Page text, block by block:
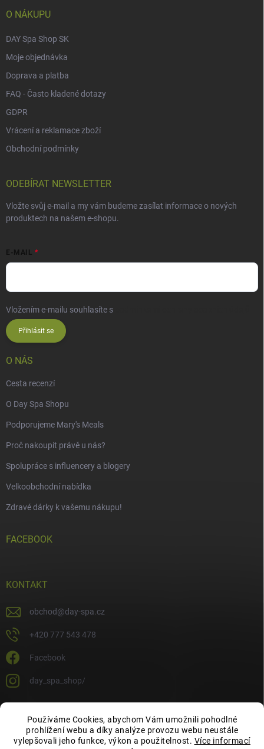
Používáme Cookies, abychom Vám umožnili pohodlné
prohlížení webu a díky analýze provozu webu neustále
vylepšovali jeho funkce, výkon a použitelnost. Více informací
O NÁKUPU
DAY Spa Shop SK
Moje objednávka
Doprava a platba
FAQ - Často kladené dotazy
GDPR
Vrácení a reklamace zboží
Obchodní podmínky
ODEBÍRAT NEWSLETTER
Vložte svůj e-mail a my vám budeme zasílat informace o nových
produktech na našem e-shopu.
E-MAIL
Vložením e-mailu souhlasíte s
Přihlásit se
O NÁS
Cesta recenzí
O Day Spa Shopu
Podporujeme Mary's Meals
Proč nakoupit právě u nás?
Spolupráce s influencery a blogery
Velkoobchodní nabídka
Zdravé dárky k vašemu nákupu!
FACEBOOK
KONTAKT
obchod@day-spa.cz
+420 777 543 478
Facebook
day_spa_shop/
OCHRANA OSOBNÍCH ÚDAJŮ